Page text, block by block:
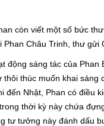
còn viết một số bức
Châu Trinh, thư gửi
động sáng tác của
thúc muốn khai
đến Nhật, Phan có điều
thời kỳ này chứa
tư tưởng này đánh dấu